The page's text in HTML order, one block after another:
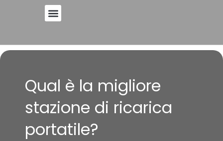
Qual è la migliore
stazione di ricarica
portatile?